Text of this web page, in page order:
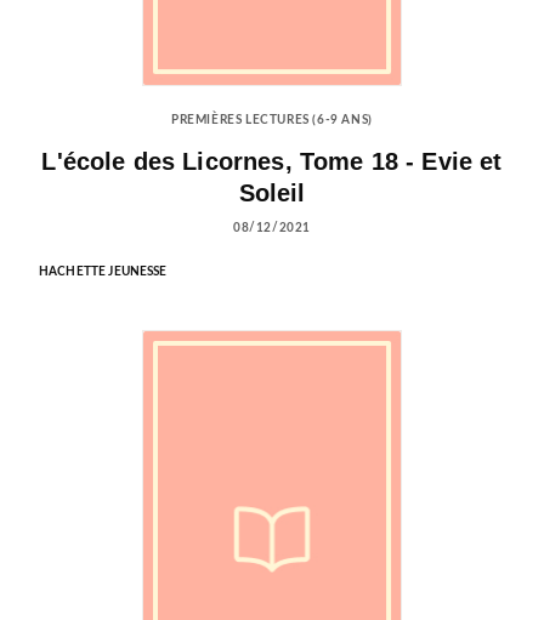
PREMIÈRES LECTURES (6-9 ANS)
L'école des Licornes, Tome 18 - Evie et
Soleil
08/12/2021
HACHETTE JEUNESSE